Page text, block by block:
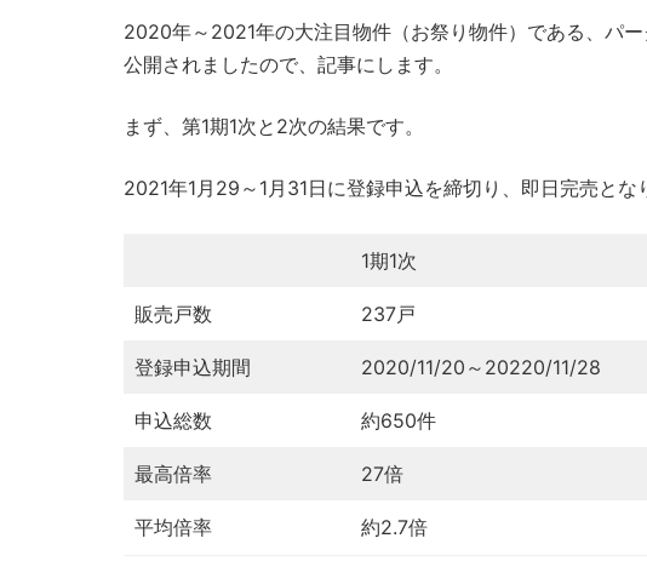
2020年～2021年の大注目物件（お祭り物件）である、パ
公開されましたので、記事にします。
まず、第1期1次と2次の結果です。
2021年1月29～1月31日に登録申込を締切り、即日完売とな
1期1次
販売戸数 237戸
登録申込期間 2020/11/20～20220/11/28
申込総数 約650件
最高倍率 27倍
平均倍率 約2.7倍